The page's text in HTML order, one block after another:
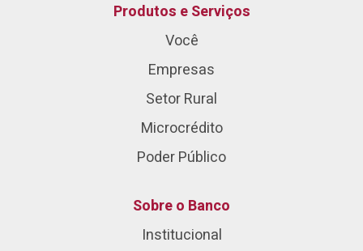
Produtos e Serviços
Você
Empresas
Setor Rural
Microcrédito
Poder Público
Sobre o Banco
Institucional